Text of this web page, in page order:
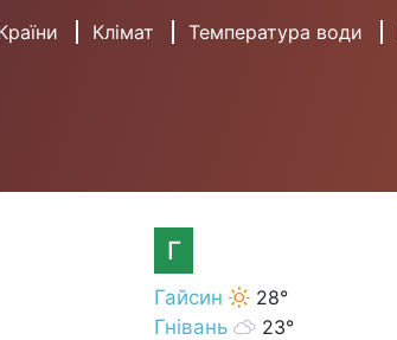
Клімат Температура води
Г
Гайсин
28°
Гнівань
23°